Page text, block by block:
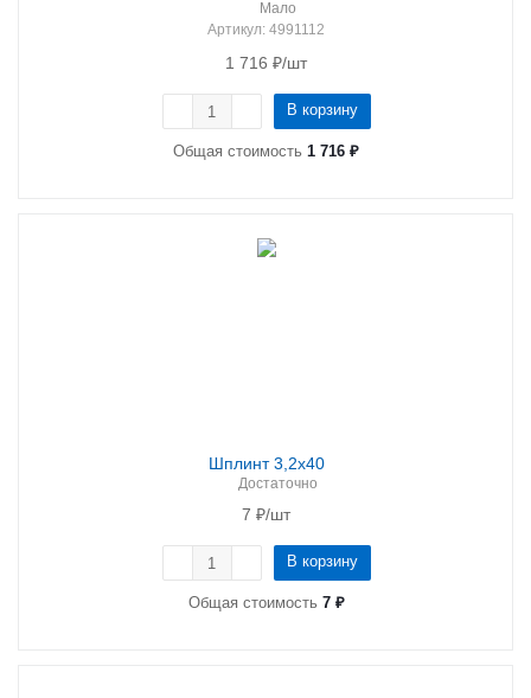
Мало
Артикул: 4991112
1 716 ₽/шт
В корзину
Общая стоимость 1 716 ₽
Шплинт 3,2х40
Достаточно
7 ₽/шт
В корзину
Общая стоимость 7 ₽